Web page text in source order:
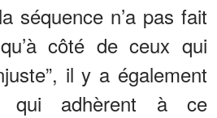
séquence n’a pas fait
côté de ceux qui
il y a également
qui adhèrent à ce